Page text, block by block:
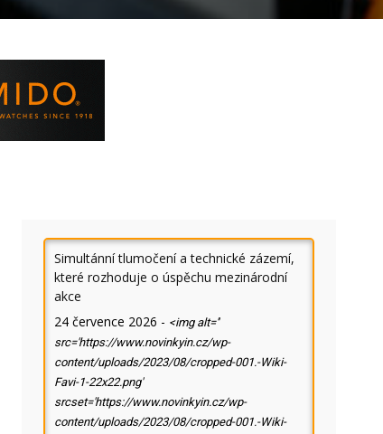
Simultánní tlumočení a technické zázemí,
které rozhoduje o úspěchu mezinárodní
akce
24 července 2026 - <img alt=''
src='https://www.novinkyin.cz/wp-
content/uploads/2023/08/cropped-001.-Wiki-
Favi-1-22x22.png'
srcset='https://www.novinkyin.cz/wp-
content/uploads/2023/08/cropped-001.-Wiki-